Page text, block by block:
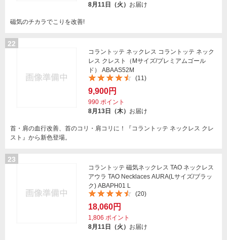
8月11日（火） お届け
磁気のチカラでこりを改善!
22
コラントッテ ネックレス コラントッテ ネック
レス クレスト（Mサイズ/プレミアムゴール
ド） ABAAS52M
(11)
9,900円
990 ポイント
8月13日（木） お届け
首・肩の血行改善、首のコリ・肩コリに！『コラントッテ ネックレス クレ
スト』から新色登場。
23
コラントッテ 磁気ネックレス TAO ネックレス
アウラ TAO Necklaces AURA(Lサイズ/ブラッ
ク) ABAPH01 L
(20)
18,060円
1,806 ポイント
8月11日（火） お届け